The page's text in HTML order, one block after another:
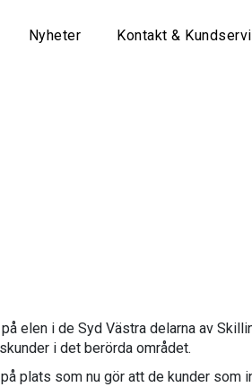
Nyheter Kontakt &
elen i de Syd Västra delarna av
i det berörda området.
plats som nu gör att de kunder